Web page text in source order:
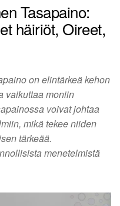
Tasapaino:
häiriöt, Oireet,
on elintärkeä kehon
vaikuttaa moniin
voivat johtaa
mikä tekee niiden
tärkeää.
menetelmistä